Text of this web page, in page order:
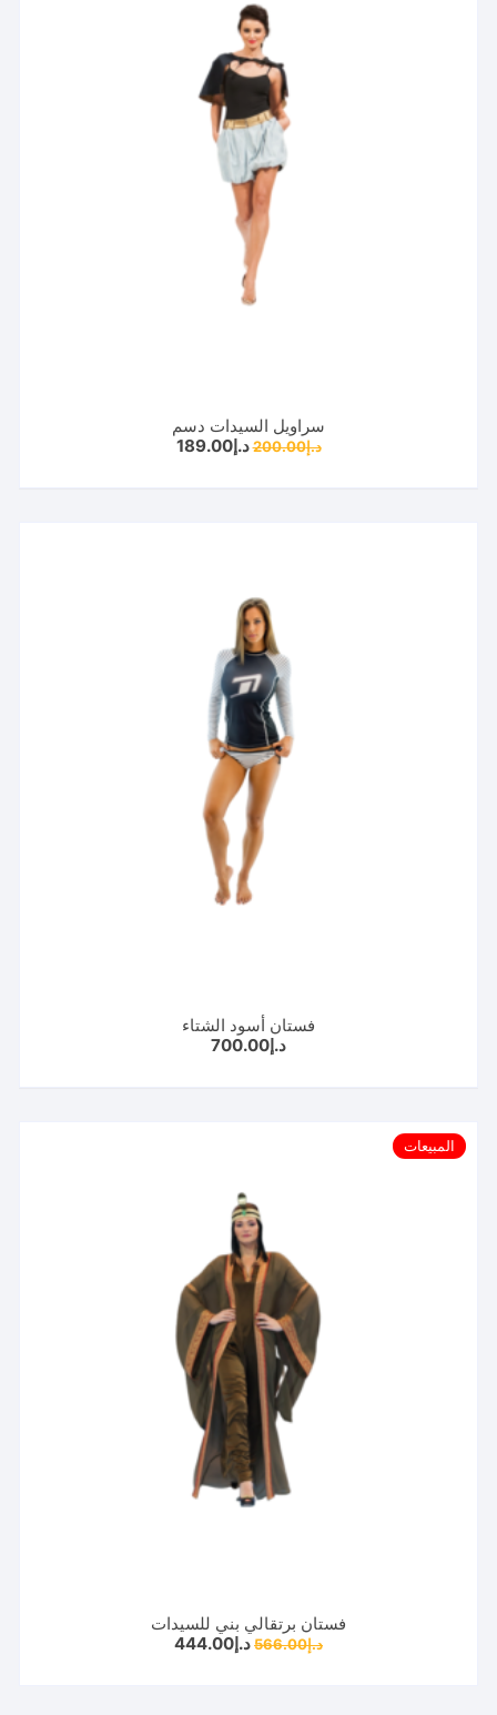
سراويل السيدات دسم
د.إ200.00السعر
الأصلي
د.إ189.00السعر
فستان أسود الشتاء
د.إ700.00
المبيعات
فستان برتقالي بني للسيدات
د.إ566.00السعر
الأصلي
د.إ444.00السعر